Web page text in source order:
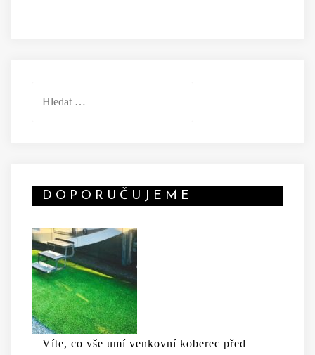
DOPORUČUJEME
Víte, co vše umí venkovní koberec před